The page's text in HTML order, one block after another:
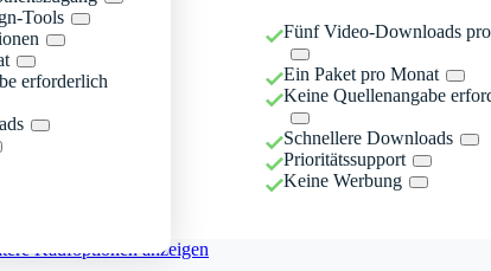
Tools
erforderlich
Fünf Video-Downloads
Ein Paket pro Monat
Keine Quellenangabe
Schnellere Downloads
Prioritätssupport
Keine Werbung
Kaufoptionen anzeigen